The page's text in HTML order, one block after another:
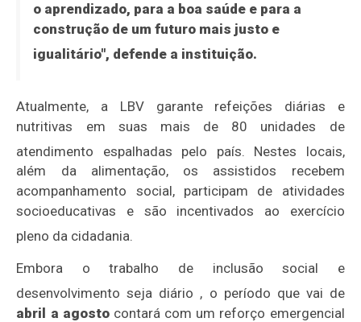
o aprendizado, para a boa saúde e para a
construção de um futuro mais justo e
igualitário", defende a instituição.
Atualmente, a LBV garante refeições diárias e
nutritivas em suas mais de 80 unidades de
atendimento espalhadas pelo país. Nestes locais,
além da alimentação, os assistidos recebem
acompanhamento social, participam de atividades
socioeducativas e são incentivados ao exercício
pleno da cidadania.
Embora o trabalho de inclusão social e
desenvolvimento seja diário , o período que vai de
abril a agostocontará com um reforço emergencial